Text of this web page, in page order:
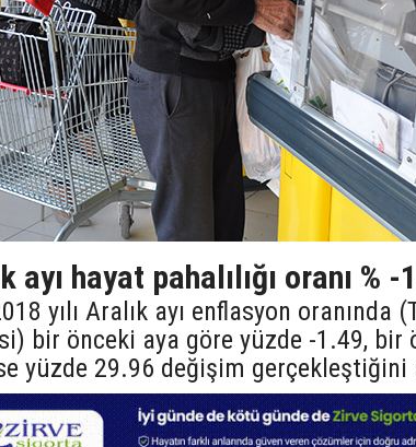
ayı hayat pahalılığı oranı % -
yılı Aralık ayı enflasyon oranında
bir önceki aya göre yüzde -1.49, bir
yüzde 29.96 değişim gerçekleştiğini